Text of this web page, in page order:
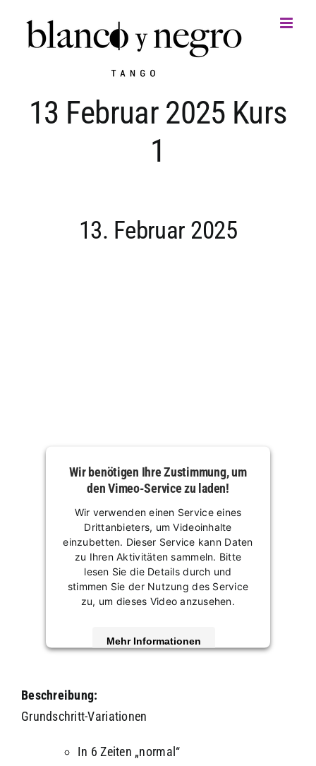
springen
13 Februar 2025 Kurs
1
13. Februar 2025
Wir benötigen Ihre Zustimmung, um
den Vimeo-Service zu laden!
Wir verwenden einen Service eines
Drittanbieters, um Videoinhalte
einzubetten. Dieser Service kann Daten
zu Ihren Aktivitäten sammeln. Bitte
lesen Sie die Details durch und
stimmen Sie der Nutzung des Service
zu, um dieses Video anzusehen.
Mehr Informationen
powered by
Management Platform
Beschreibung:
Grundschritt-Variationen
In 6 Zeiten „normal“